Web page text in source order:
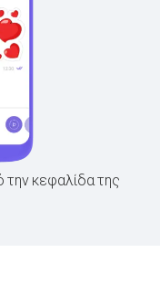
κεφαλίδα της